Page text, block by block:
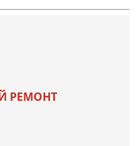
РЕМОНТ